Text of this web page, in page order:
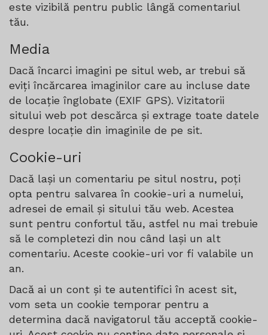
este vizibilă pentru public lângă comentariul
tău.
Media
Dacă încarci imagini pe situl web, ar trebui să
eviți încărcarea imaginilor care au incluse date
de locație înglobate (EXIF GPS). Vizitatorii
sitului web pot descărca și extrage toate datele
despre locație din imaginile de pe sit.
Cookie-uri
Dacă lași un comentariu pe situl nostru, poți
opta pentru salvarea în cookie-uri a numelui,
adresei de email și sitului tău web. Acestea
sunt pentru confortul tău, astfel nu mai trebuie
să le completezi din nou când lași un alt
comentariu. Aceste cookie-uri vor fi valabile un
an.
Dacă ai un cont și te autentifici în acest sit,
vom seta un cookie temporar pentru a
determina dacă navigatorul tău acceptă cookie-